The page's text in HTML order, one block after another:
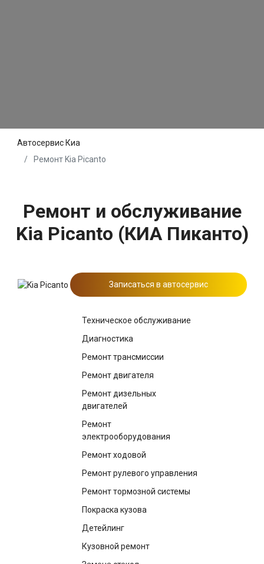
Автосервис Киа
Ремонт Kia Picanto
Ремонт и обслуживание
Kia Picanto (КИА Пиканто)
Записаться в автосервис
Техническое обслуживание
Диагностика
Ремонт трансмиссии
Ремонт двигателя
Ремонт дизельных
двигателей
Ремонт
электрооборудования
Ремонт ходовой
Ремонт рулевого управления
Ремонт тормозной системы
Покраска кузова
Детейлинг
Кузовной ремонт